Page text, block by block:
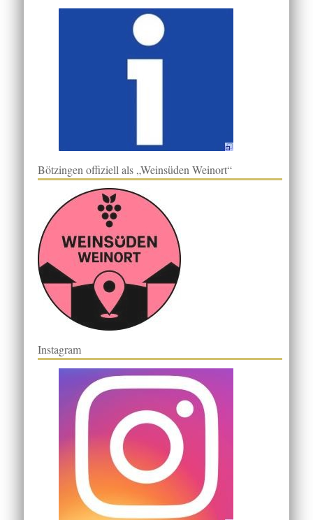
Bötzingen offiziell als „Weinsüden Weinort“
Instagram